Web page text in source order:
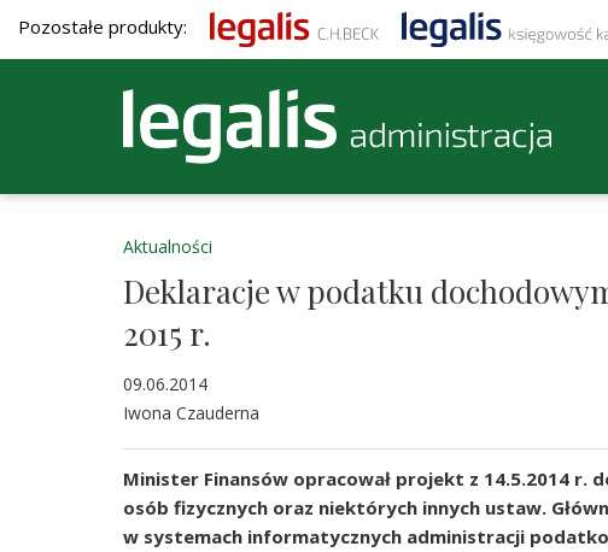
Pozostałe produkty:
Aktualności
Deklaracje w podatku
2015 r.
09.06.2014
Iwona Czauderna
Minister Finansów opracował projekt z 14.5.2014
osób fizycznych oraz niektórych innych ustaw.
w systemach informatycznych administracji